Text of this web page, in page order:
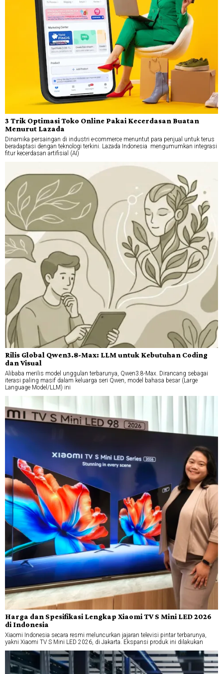
3 Trik Optimasi Toko Online Pakai Kecerdasan Buatan
Menurut Lazada
Dinamika persaingan di industri e-commerce menuntut para penjual untuk terus
beradaptasi dengan teknologi terkini. Lazada Indonesia mengumumkan integrasi
fitur kecerdasan artifisial (AI)
Rilis Global Qwen3.8-Max: LLM untuk Kebutuhan Coding
dan Visual
Alibaba merilis model unggulan terbarunya, Qwen3.8-Max. Dirancang sebagai
iterasi paling masif dalam keluarga seri Qwen, model bahasa besar (Large
Language Model/LLM) ini
Harga dan Spesifikasi Lengkap Xiaomi TV S Mini LED 2026
di Indonesia
Xiaomi Indonesia secara resmi meluncurkan jajaran televisi pintar terbarunya,
yakni Xiaomi TV S Mini LED 2026, di Jakarta. Ekspansi produk ini dilakukan